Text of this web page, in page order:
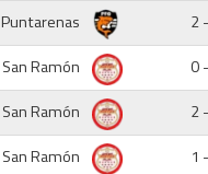
Puntarenas 2
San Ramón 0
San Ramón 2
San Ramón 1